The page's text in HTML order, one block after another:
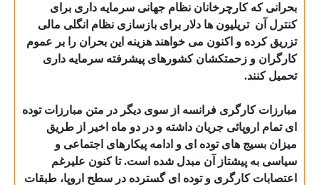
بحرانی که کارچرخانان نظام جهانی سرمایه داری برای
کنترل آن تریلیون ها دلار برای بازسازی نظام انگلی مالی
تزریق کرده و اکنون می خواهند هزینه این بحران را بر عموم
کارگران و زحمتکشان کشورهای پیشرفته سرمایه داری
تحمیل کنند.
مبارزات کارگری فرانسه از سوی دیگر در متن مبارزات توده
ای تمام اروپائی جریان داشته و در دو ماه اخیر از طریق
میزان بسیج های توده ای و ادامه پیکارهای اجتماعی و
سیاسی به پیشتاز آن مبدل شده است. تا کنون علیرغم
اعتصابات کارگری و توده ای گسترده در سطح اروپا، طبقات